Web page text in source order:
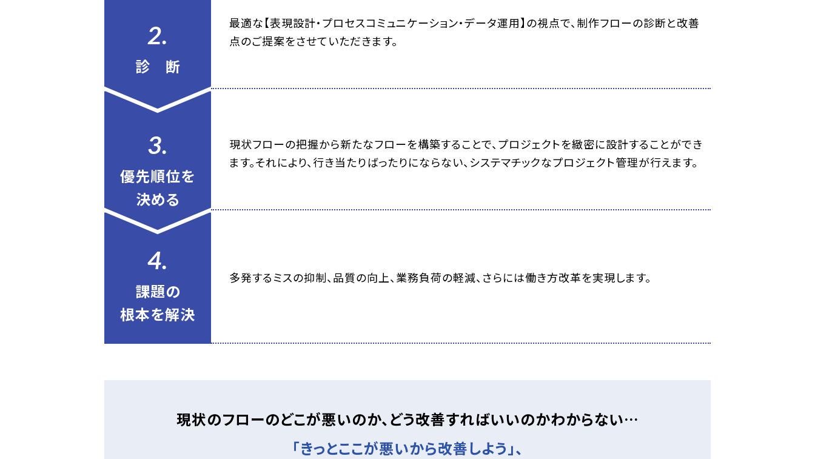
2.
診 断
最適な【表現設計・プロセスコミュニケーション・データ運用】の視点で、制作フローの診断と改善
点のご提案をさせていただきます。
3.
優先順位を
決める
現状フローの把握から新たなフローを構築することで、プロジェクトを緻密に設計することができ
ます。それにより、行き当たりばったりにならない、システマチックなプロジェクト管理が行えます。
4.
課題の
根本を解決
多発するミスの抑制、品質の向上、業務負荷の軽減、さらには働き方改革を実現します。
現状のフローのどこが悪いのか、どう改善すればいいのかわからない…
「きっとここが悪いから改善しよう」、